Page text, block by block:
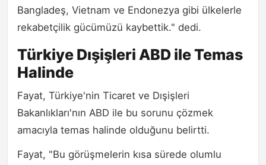
Bangladeş, Vietnam ve Endonezya gibi ülkelerle
rekabetçilik gücümüzü kaybettik." dedi.
Türkiye Dışişleri ABD ile Temas
Halinde
Fayat, Türkiye'nin Ticaret ve Dışişleri
Bakanlıkları'nın ABD ile bu sorunu çözmek
amacıyla temas halinde olduğunu belirtti.
Fayat, "Bu görüşmelerin kısa sürede olumlu